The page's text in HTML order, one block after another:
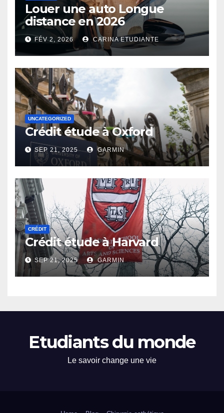
Louer une auto Longue
distance en 2026
FÉV 2, 2026 CARINA ETUDIANTE
UNCATEGORIZED
Crédit étude à Oxford
SEP 21, 2025 GARMIN
CRÉDIT
Crédit étude à Harvard
SEP 21, 2025 GARMIN
Etudiants du monde
Le savoir change une vie